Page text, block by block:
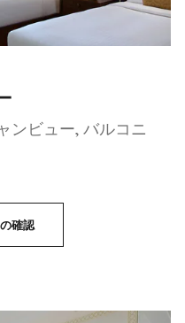
ンビュー, バルコニ
確認